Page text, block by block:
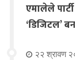
एमालेले
‘डिजिटल’
२२ श्रावण